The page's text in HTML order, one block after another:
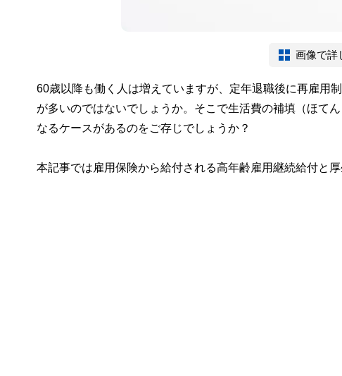
画像で詳
60歳以降も働く人は増えていますが、定年退職後に再雇用
が多いのではないでしょうか。そこで生活費の補填（ほて
なるケースがあるのをご存じでしょうか？
本記事では雇用保険から給付される高年齢雇用継続給付と